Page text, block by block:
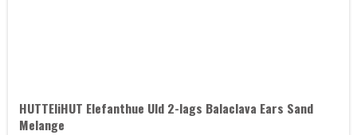
HUTTEliHUT Elefanthue Uld 2-lags Balaclava Ears Sand
Melange